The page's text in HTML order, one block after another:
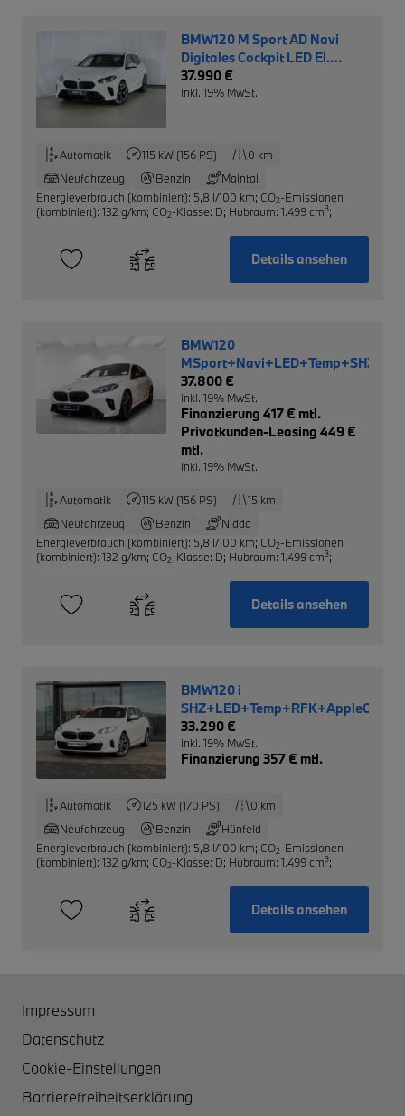
BMW120 M Sport AD Navi
Digitales Cockpit LED El.
Heckklappe Apple CarPlay
37.990 €
inkl. 19% MwSt.
Automatik 115 kW (156 PS)
0 km
Neufahrzeug
Benzin
Maintal
Energieverbrauch (kombiniert): 5,8 l/100 km; CO2-Emissionen
(kombiniert): 132 g/km; CO2-Klasse: D; Hubraum: 1.499 cm3;
Details ansehen
BMW120
37.800 €
inkl. 19% MwSt.
Finanzierung 417 € mtl.
Privatkunden-Leasing 449 €
mtl.
inkl. 19% MwSt.
Automatik 115 kW (156 PS)
15 km
Neufahrzeug
Benzin
Nidda
Energieverbrauch (kombiniert): 5,8 l/100 km; CO2-Emissionen
(kombiniert): 132 g/km; CO2-Klasse: D; Hubraum: 1.499 cm3;
Details ansehen
BMW120 i
33.290 €
inkl. 19% MwSt.
Finanzierung 357 € mtl.
Automatik 125 kW (170 PS)
0 km
Neufahrzeug
Benzin
Hünfeld
Energieverbrauch (kombiniert): 5,8 l/100 km; CO2-Emissionen
(kombiniert): 132 g/km; CO2-Klasse: D; Hubraum: 1.499 cm3;
Details ansehen
Impressum
Datenschutz
Cookie-Einstellungen
Barrierefreiheitserklärung